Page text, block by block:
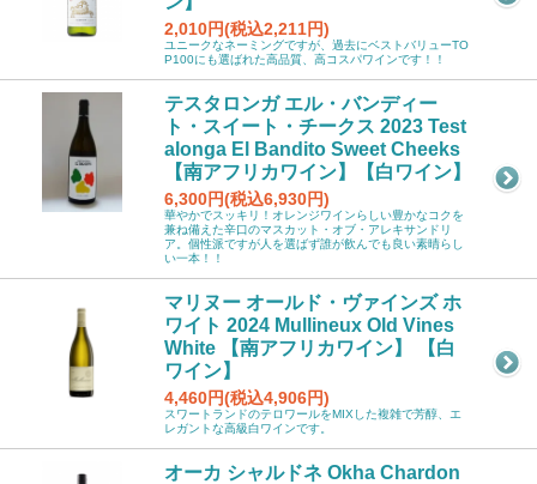
2,010円(税込2,211円)
ユニークなネーミングですが、過去にベストバリューTO
P100にも選ばれた高品質、高コスパワインです！！
テスタロンガ エル・バンディー
ト・スイート・チークス 2023 Test
alonga El Bandito Sweet Cheeks
【南アフリカワイン】【白ワイン】
6,300円(税込6,930円)
華やかでスッキリ！オレンジワインらしい豊かなコクを
兼ね備えた辛口のマスカット・オブ・アレキサンドリ
ア。個性派ですが人を選ばず誰が飲んでも良い素晴らし
い一本！！
マリヌー オールド・ヴァインズ ホ
ワイト 2024 Mullineux Old Vines
White 【南アフリカワイン】 【白
ワイン】
4,460円(税込4,906円)
スワートランドのテロワールをMIXした複雑で芳醇、エ
レガントな高級白ワインです。
オーカ シャルドネ Okha Chardon